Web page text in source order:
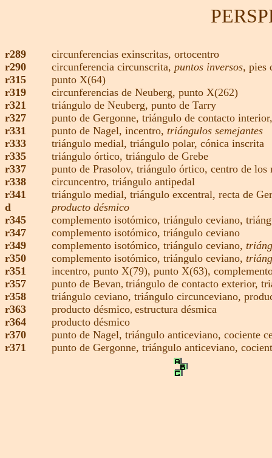
r289 circunferencias exinscritas, ortocentro
r290
circunferencia circunscrita, puntos inversos, pies
r315
punto X(64)
r319
circunferencias de Neuberg, punto X(262)
r321
triángulo de Neuberg, punto de Tarry
r327
punto de Gergonne, triángulo de contacto
r331
punto de Nagel, incentro, triángulos semejantes
r333
triángulo medial, triángulo polar, cónica inscrita
r335
triángulo órtico, triángulo de Grebe
r337
punto de Prasolov, triángulo órtico, centro de los
r338
circuncentro, triángulo antipedal
r341
triángulo medial, triángulo excentral, recta de
d
producto désmico
r345
complemento isotómico, triángulo ceviano,
r347
complemento isotómico, triángulo ceviano
r349
complemento isotómico, triángulo ceviano,
r350
complemento isotómico, triángulo ceviano,
r351
incentro, punto X(79), punto X(63),
r357
punto de Bevan, triángulo de contacto exterior,
r358
triángulo ceviano, triángulo circunceviano,
r363
producto désmico, estructura désmica
r364
producto désmico
r370
punto de Nagel, triángulo anticeviano, cociente
r371
punto de Gergonne, triángulo anticeviano,